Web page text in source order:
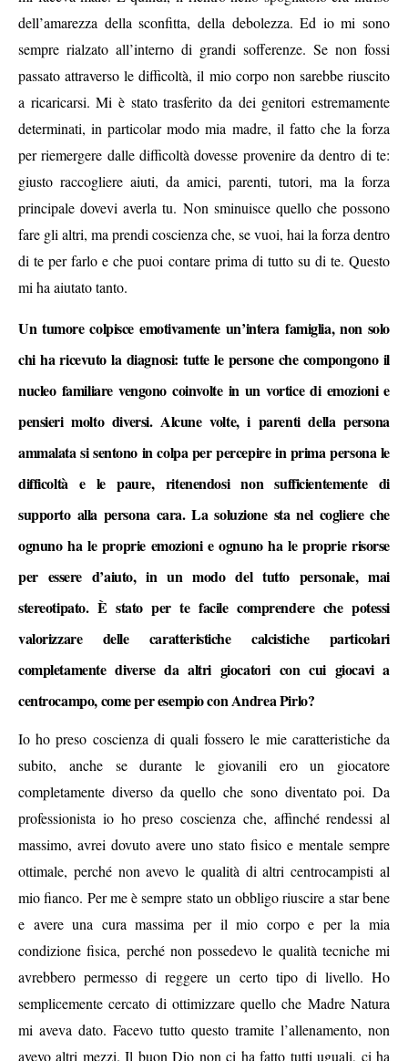
dell’amarezza della sconfitta, della debolezza. Ed io mi sono
sempre rialzato all’interno di grandi sofferenze. Se non fossi
passato attraverso le difficoltà, il mio corpo non sarebbe riuscito
a ricaricarsi. Mi è stato trasferito da dei genitori estremamente
determinati, in particolar modo mia madre, il fatto che la forza
per riemergere dalle difficoltà dovesse provenire da dentro di te:
giusto raccogliere aiuti, da amici, parenti, tutori, ma la forza
principale dovevi averla tu. Non sminuisce quello che possono
fare gli altri, ma prendi coscienza che, se vuoi, hai la forza dentro
di te per farlo e che puoi contare prima di tutto su di te. Questo
mi ha aiutato tanto.
Un tumore colpisce emotivamente un’intera famiglia, non solo
chi ha ricevuto la diagnosi: tutte le persone che compongono il
nucleo familiare vengono coinvolte in un vortice di emozioni e
pensieri molto diversi. Alcune volte, i parenti della persona
ammalata si sentono in colpa per percepire in prima persona le
difficoltà e le paure, ritenendosi non sufficientemente di
supporto alla persona cara. La soluzione sta nel cogliere che
ognuno ha le proprie emozioni e ognuno ha le proprie risorse
per essere d’aiuto, in un modo del tutto personale, mai
stereotipato. È stato per te facile comprendere che potessi
valorizzare delle caratteristiche calcistiche particolari
completamente diverse da altri giocatori con cui giocavi a
centrocampo, come per esempio con Andrea Pirlo?
Io ho preso coscienza di quali fossero le mie caratteristiche da
subito, anche se durante le giovanili ero un giocatore
completamente diverso da quello che sono diventato poi. Da
professionista io ho preso coscienza che, affinché rendessi al
massimo, avrei dovuto avere uno stato fisico e mentale sempre
ottimale, perché non avevo le qualità di altri centrocampisti al
mio fianco. Per me è sempre stato un obbligo riuscire a star bene
e avere una cura massima per il mio corpo e per la mia
condizione fisica, perché non possedevo le qualità tecniche mi
avrebbero permesso di reggere un certo tipo di livello. Ho
semplicemente cercato di ottimizzare quello che Madre Natura
mi aveva dato. Facevo tutto questo tramite l’allenamento, non
avevo altri mezzi. Il buon Dio non ci ha fatto tutti uguali, ci ha